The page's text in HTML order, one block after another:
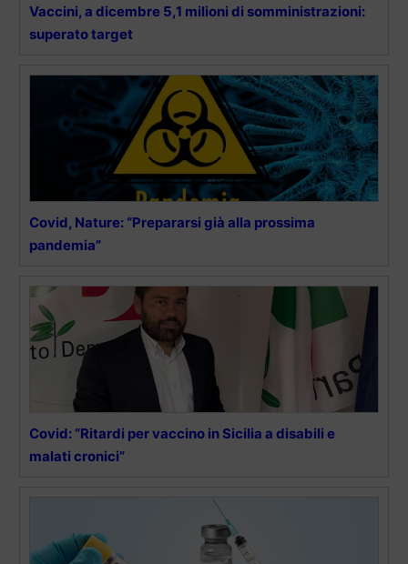
Vaccini, a dicembre 5,1 milioni di somministrazioni:
superato target
Covid, Nature: “Prepararsi già alla prossima
pandemia”
Covid: “Ritardi per vaccino in Sicilia a disabili e
malati cronici”